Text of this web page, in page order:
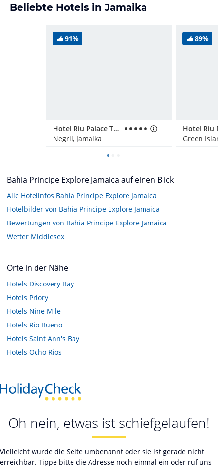
Beliebte Hotels in Jamaika
91%
Hotel Riu Palace Tropical Bay
Negril, Jamaika
89%
Hotel Riu
Green
Bahia Principe Explore Jamaica auf einen Blick
Alle Hotelinfos Bahia Principe Explore Jamaica
Hotelbilder von Bahia Principe Explore Jamaica
Bewertungen von Bahia Principe Explore Jamaica
Wetter Middlesex
Orte in der Nähe
Hotels Discovery Bay
Hotels Priory
Hotels Nine Mile
Hotels Rio Bueno
Hotels Saint Ann's Bay
Hotels Ocho Rios
Oh nein, etwas ist schiefgelaufen!
Vielleicht wurde die Seite umbenannt oder sie ist gerade nicht
erreichbar. Tippe bitte die Adresse noch einmal ein oder ruf uns